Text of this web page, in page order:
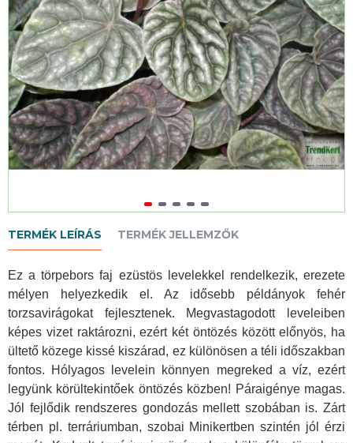
TERMÉK LEÍRÁS TERMÉK JELLEMZŐK
Ez a törpebors faj ezüstös levelekkel rendelkezik, erezete
mélyen helyezkedik el. Az idősebb példányok fehér
torzsavirágokat fejlesztenek. Megvastagodott leveleiben
képes vizet raktározni, ezért két öntözés között előnyös, ha
ültető közege kissé kiszárad, ez különösen a téli időszakban
fontos. Hólyagos levelein könnyen megreked a víz, ezért
legyünk körültekintőek öntözés közben! Páraigénye magas.
Jól fejlődik rendszeres gondozás mellett szobában is. Zárt
térben pl. terráriumban, szobai Minikertben szintén jól érzi